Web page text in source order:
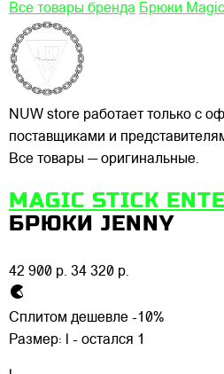
Все товары бренда Брюки
NUW store работает только с
поставщиками и
Все товары — оригинальные.
MAGIC STICK
БРЮКИ JENNY
42 900 р. 34 320 р.
Сплитом дешевле -10%
Размер:
l - остался 1